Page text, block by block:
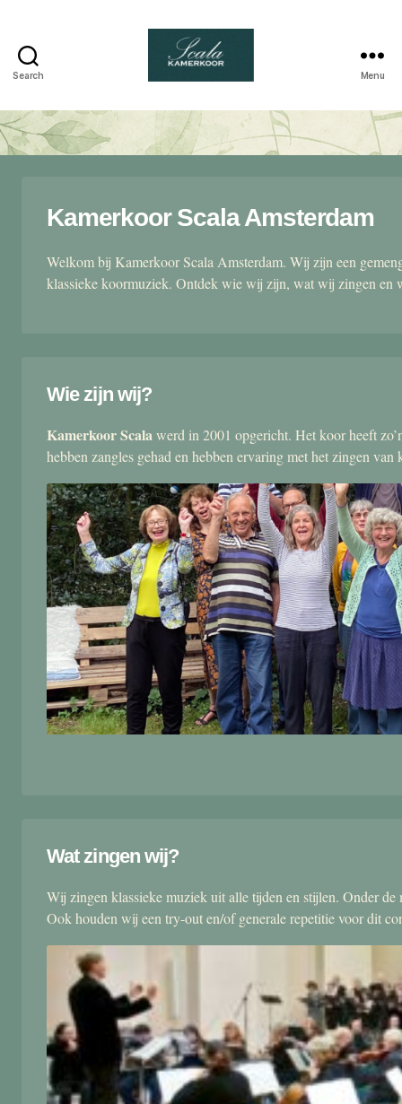
Search
kamerkoor
Menu
Kamerkoor Scala Amsterdam
Welkom bij Kamerkoor Scala Amsterdam. Wij zijn een
klassieke koormuziek. Ontdek wie wij zijn, wat wij zingen en
Wie zijn wij?
Kamerkoor Scalawerd in 2001 opgericht. Het koor heeft
hebben zangles gehad en hebben ervaring met het zingen van
Wat zingen wij?
Wij zingen klassieke muziek uit alle tijden en stijlen. Onder
Ook houden wij een try-out en/of generale repetitie voor dit